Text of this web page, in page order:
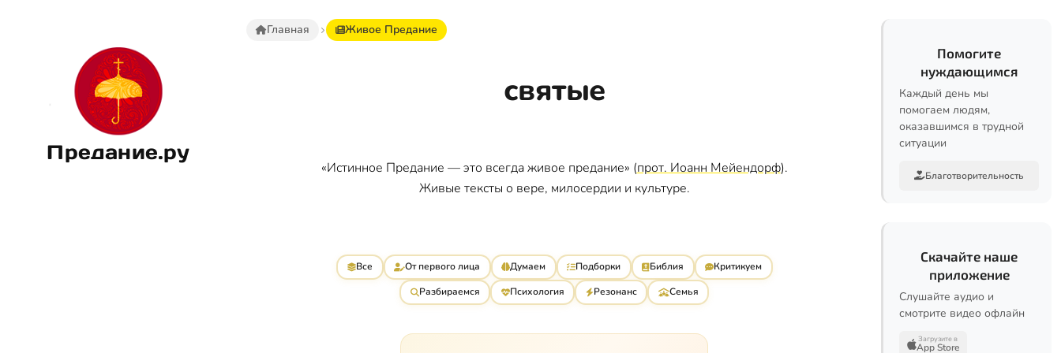
Предание.ру
Главная Живое Предание
святые
«Истинное Предание — это всегда живое предание» (прот. Иоанн Мейендорф).
Живые тексты о вере, милосердии и культуре.
Все От первого лица Думаем Подборки Библия
Критикуем
Разбираемся
Психология Резонанс Семья
Помогите
нуждающимся
Каждый день мы
помогаем людям,
оказавшимся в трудной
ситуации
Благотворительность
Скачайте наше
приложение
Слушайте аудио и
смотрите видео офлайн
Загрузите в
App Store